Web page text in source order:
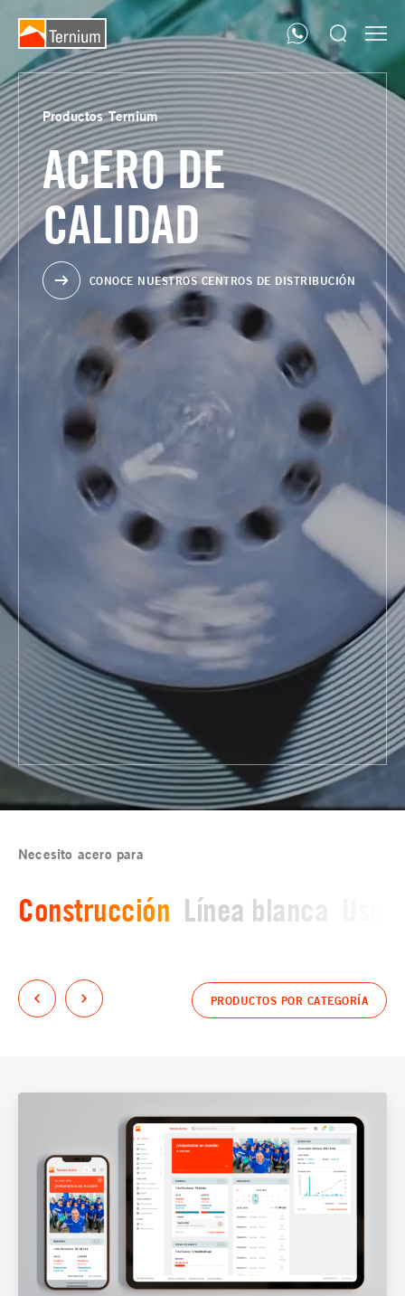
Productos Ternium
ACERO DE
CALIDAD
CONOCE NUESTROS CENTROS DE DISTRIBUCIÓN
Necesito acero para
Construcción Línea blanca
PRODUCTOS POR CATEGORÍA